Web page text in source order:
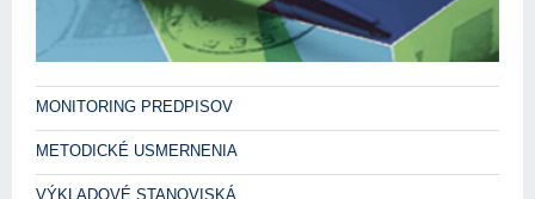
MONITORING PREDPISOV
METODICKÉ USMERNENIA
VÝKLADOVÉ STANOVISKÁ